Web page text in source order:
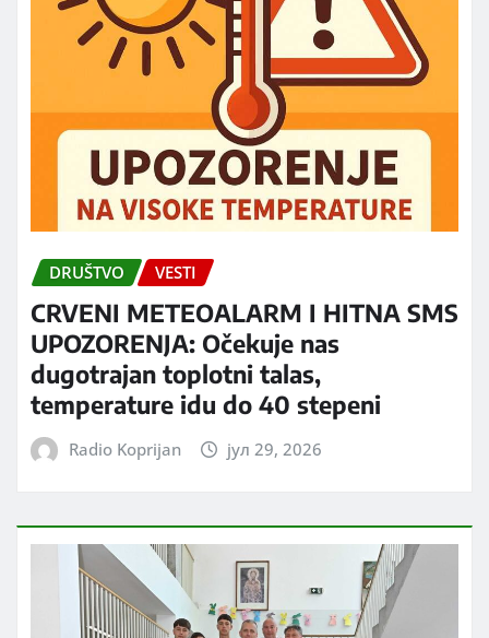
DRUŠTVO VESTI
CRVENI METEOALARM I HITNA SMS
UPOZORENJA: Očekuje nas
dugotrajan toplotni talas,
temperature idu do 40 stepeni
Radio Koprijan јул 29, 2026